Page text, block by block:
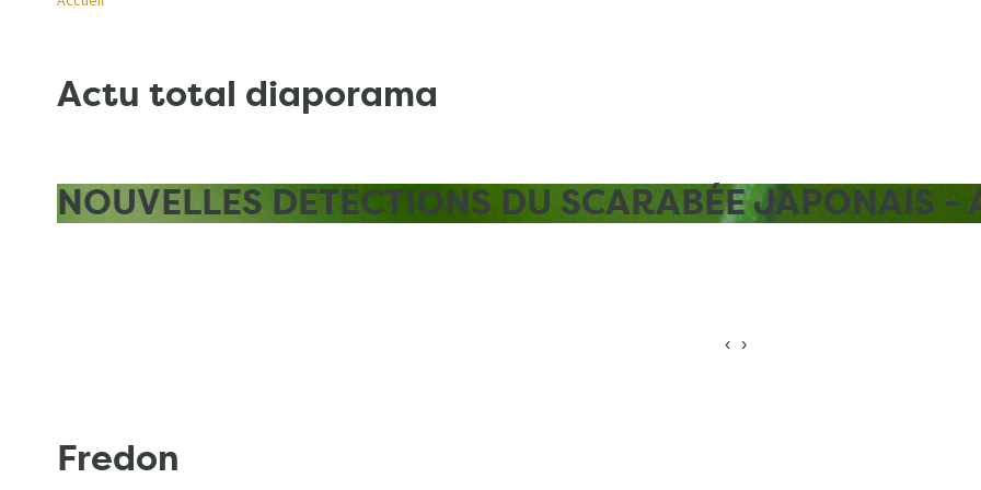
d'Ariane
Actu total diaporama
NOUVELLES DETECTIONS DU SCARABÉE
‹ ›
Fredon